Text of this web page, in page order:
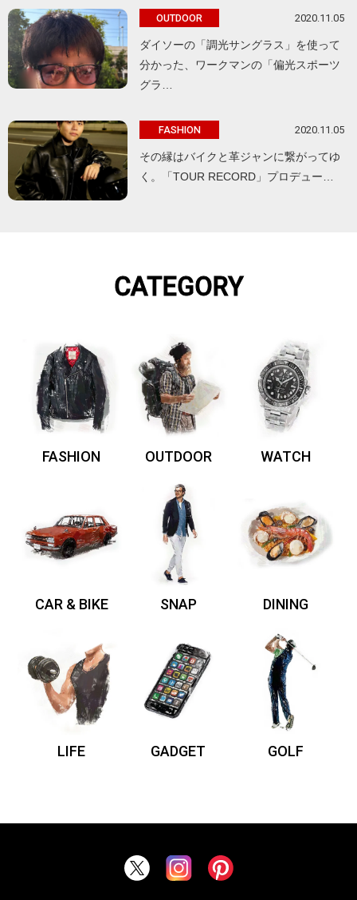
OUTDOOR 2020.11.05
ダイソーの「調光サングラス」を使って
分かった、ワークマンの「偏光スポーツ
グラ…
FASHION 2020.11.05
その縁はバイクと革ジャンに繋がってゆ
く。「TOUR RECORD」プロデュー…
CATEGORY
FASHION OUTDOOR WATCH
CAR & BIKE SNAP DINING
LIFE GADGET GOLF